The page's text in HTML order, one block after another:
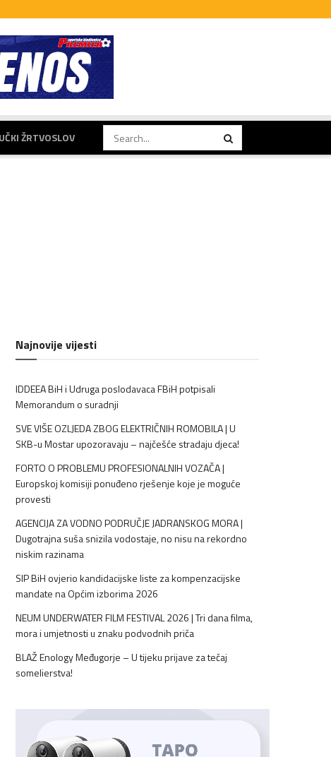
ŽRTVOSLOV
Najnovije vijesti
IDDEEA BiH i Udruga poslodavaca FBiH potpisali
Memorandum o suradnji
SVE VIŠE OZLJEDA ZBOG ELEKTRIČNIH ROMOBILA | U
SKB-u Mostar upozoravaju – najčešće stradaju djeca!
FORTO O PROBLEMU PROFESIONALNIH VOZAČA |
Europskoj komisiji ponuđeno rješenje koje je moguće
provesti
AGENCIJA ZA VODNO PODRUČJE JADRANSKOG MORA |
Dugotrajna suša snizila vodostaje, no nisu na rekordno
niskim razinama
SIP BiH ovjerio kandidacijske liste za kompenzacijske
mandate na Općim izborima 2026
NEUM UNDERWATER FILM FESTIVAL 2026 | Tri dana filma,
mora i umjetnosti u znaku podvodnih priča
BLAŽ Enology Međugorje – U tijeku prijave za tečaj
somelierstva!